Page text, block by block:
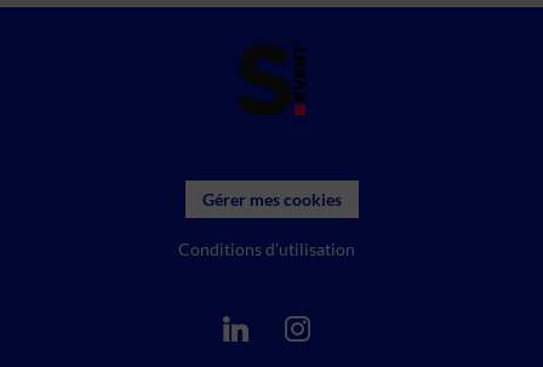
Gérer mes cookies
Conditions d'utilisation